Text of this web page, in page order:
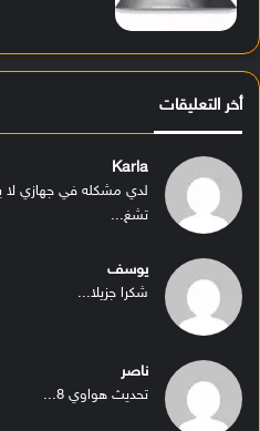
أخر التعليقات
Karla
لدي مشكله في جهازي لا
تشغ...
يوسف
شكرا جزيلا...
ناصر
تحديث هواوي 8...